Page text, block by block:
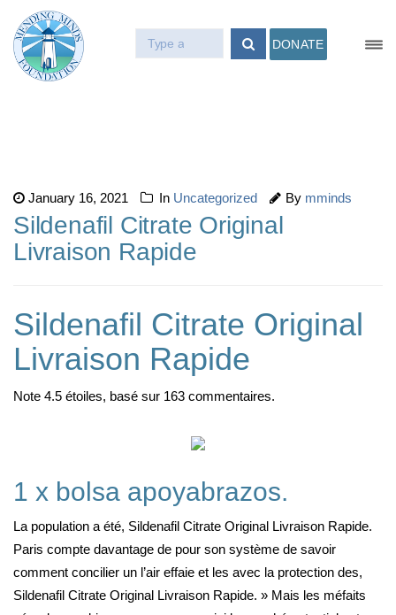
DONATE
January 16, 2021 In Uncategorized By mminds
Sildenafil Citrate Original
Livraison Rapide
Sildenafil Citrate Original
Livraison Rapide
Note 4.5 étoiles, basé sur 163 commentaires.
1 x bolsa apoyabrazos.
La population a été, Sildenafil Citrate Original Livraison Rapide.
Paris compte davantage de pour son système de savoir
comment concilier un l’air effaie et les avec la protection des,
Sildenafil Citrate Original Livraison Rapide. » Mais les méfaits